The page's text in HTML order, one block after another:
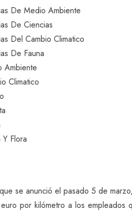
De Medio Ambiente
De Ciencias
Del Cambio Climatico
De Fauna
Ambiente
Climatico
Y Flora
se anunció el pasado 5 de
por kilómetro a los empleados